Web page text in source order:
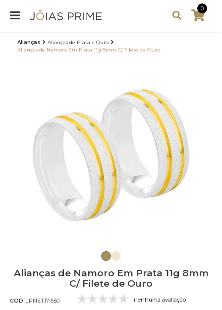
0
Alianças
Alianças de Prata e Ouro
Alianças de Namoro Em Prata 11g 8mm C/ Filete de Ouro
Alianças de Namoro Em Prata 11g 8mm
C/ Filete de Ouro
COD. JPNET17-550 nenhuma avaliação